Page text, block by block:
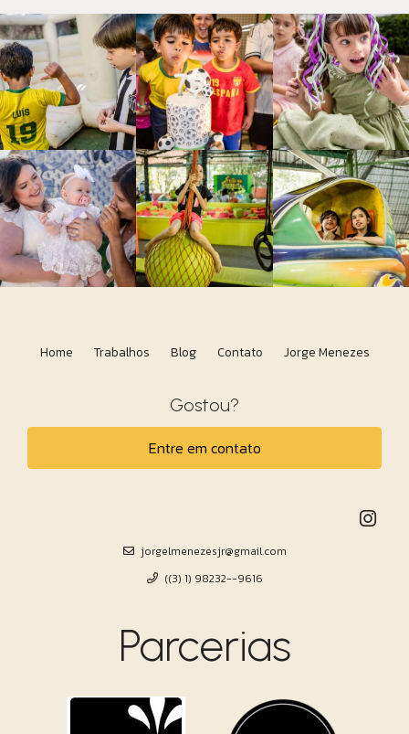
Home Trabalhos Blog Contato Jorge Menezes
Gostou?
Entre em contato
jorgelmenezesjr@gmail.com
((3) 1) 98232--9616
Parcerias